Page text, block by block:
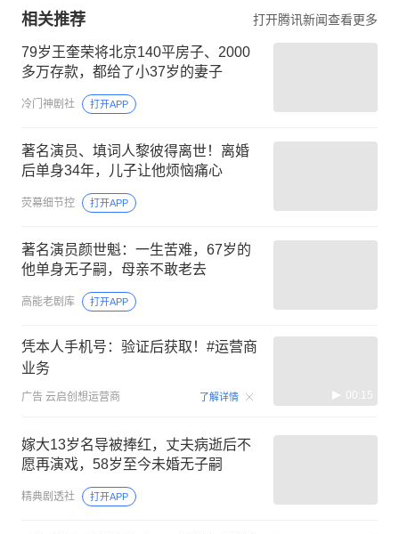
相关推荐 打开腾讯新闻查看更多
79岁王奎荣将北京140平房子、2000
多万存款，都给了小37岁的妻子
冷门神剧社 打开APP
著名演员、填词人黎彼得离世！离婚
后单身34年，儿子让他烦恼痛心
荧幕细节控 打开APP
著名演员颜世魁：一生苦难，67岁的
他单身无子嗣，母亲不敢老去
高能老剧库 打开APP
凭本人手机号：验证后获取！#运营商
业务
广告 云启创想运营商 了解详情 00:15
嫁大13岁名导被捧红，丈夫病逝后不
愿再演戏，58岁至今未婚无子嗣
精典剧透社 打开APP